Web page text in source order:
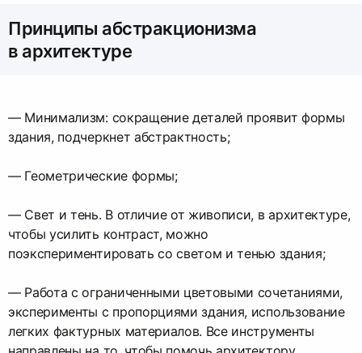
Принципы абстракционизма
в архитектуре
— Минимализм: сокращение деталей проявит формы
здания, подчеркнет абстрактность;
— Геометрические формы;
— Свет и тень. В отличие от живописи, в архитектуре,
чтобы усилить контраст, можно
поэкспериментировать со светом и тенью здания;
— Работа с ограниченными цветовыми сочетаниями,
эксперименты с пропорциями здания, использование
легких фактурных материалов. Все инструменты